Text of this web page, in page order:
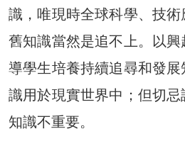
識，唯現時全球科學、技
舊知識當然是追不上。以
導學生培養持續追尋和發
識用於現實世界中；但切
知識不重要。